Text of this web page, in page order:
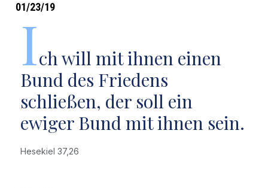
01/23/19
Ich will mit ihnen einen
Bund des Friedens
schließen, der soll ein
ewiger Bund mit ihnen sein.
Hesekiel 37,26